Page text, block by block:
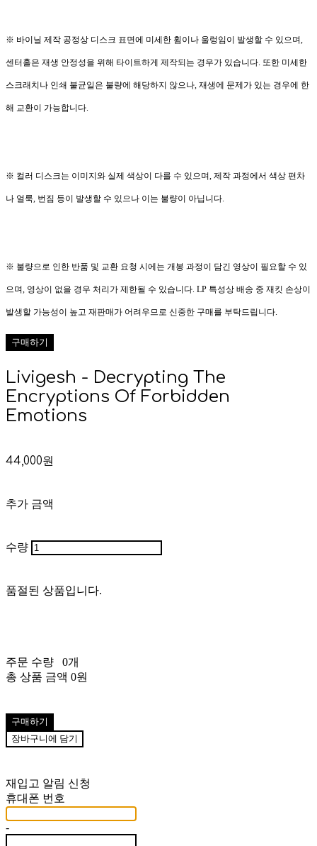
※ 바이닐 제작 공정상 디스크 표면에 미세한 휨이나 울렁임이 발생할 수 있으며,
센터홀은 재생 안정성을 위해 타이트하게 제작되는 경우가 있습니다. 또한 미세한
스크래치나 인쇄 불균일은 불량에 해당하지 않으나, 재생에 문제가 있는 경우에 한
해 교환이 가능합니다.
※ 컬러 디스크는 이미지와 실제 색상이 다를 수 있으며, 제작 과정에서 색상 편차
나 얼룩, 번짐 등이 발생할 수 있으나 이는 불량이 아닙니다.
※ 불량으로 인한 반품 및 교환 요청 시에는 개봉 과정이 담긴 영상이 필요할 수 있
으며, 영상이 없을 경우 처리가 제한될 수 있습니다. LP 특성상 배송 중 재킷 손상이
발생할 가능성이 높고 재판매가 어려우므로 신중한 구매를 부탁드립니다.
구매하기
Livigesh - Decrypting The
Encryptions Of Forbidden
Emotions
44,000원
추가 금액
수량
품절된 상품입니다.
주문 수량
0개
총 상품 금액 0원
구매하기
장바구니에 담기
재입고 알림 신청
휴대폰 번호
-